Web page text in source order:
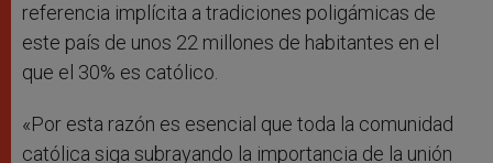
referencia implícita a tradiciones poligámicas de
este país de unos 22 millones de habitantes en el
que el 30% es católico.
«Por esta razón es esencial que toda la comunidad
católica siga subrayando la importancia de la unión